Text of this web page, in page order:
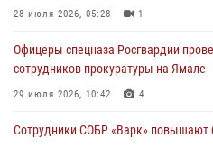
29 июля 2026, 10:42 4
28 июля 2026, 05:28 1
Офицеры спецназа Росгвардии
сотрудников прокуратуры на Ямале
29 июля 2026, 10:42 4
Сотрудники СОБР «Варк» повышают